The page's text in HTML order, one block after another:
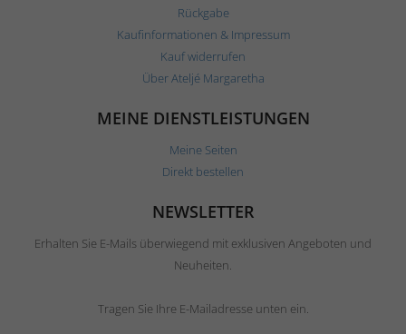
Rückgabe
Kaufinformationen & Impressum
Kauf widerrufen
Über Ateljé Margaretha
MEINE DIENSTLEISTUNGEN
Meine Seiten
Direkt bestellen
NEWSLETTER
Erhalten Sie E-Mails überwiegend mit exklusiven Angeboten und
Neuheiten.
Tragen Sie Ihre E-Mailadresse unten ein.